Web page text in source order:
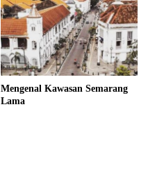
Mengenal Kawasan Semarang
Lama